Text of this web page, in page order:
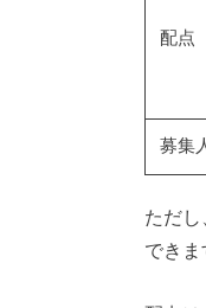
配点
募集
ただ
できま